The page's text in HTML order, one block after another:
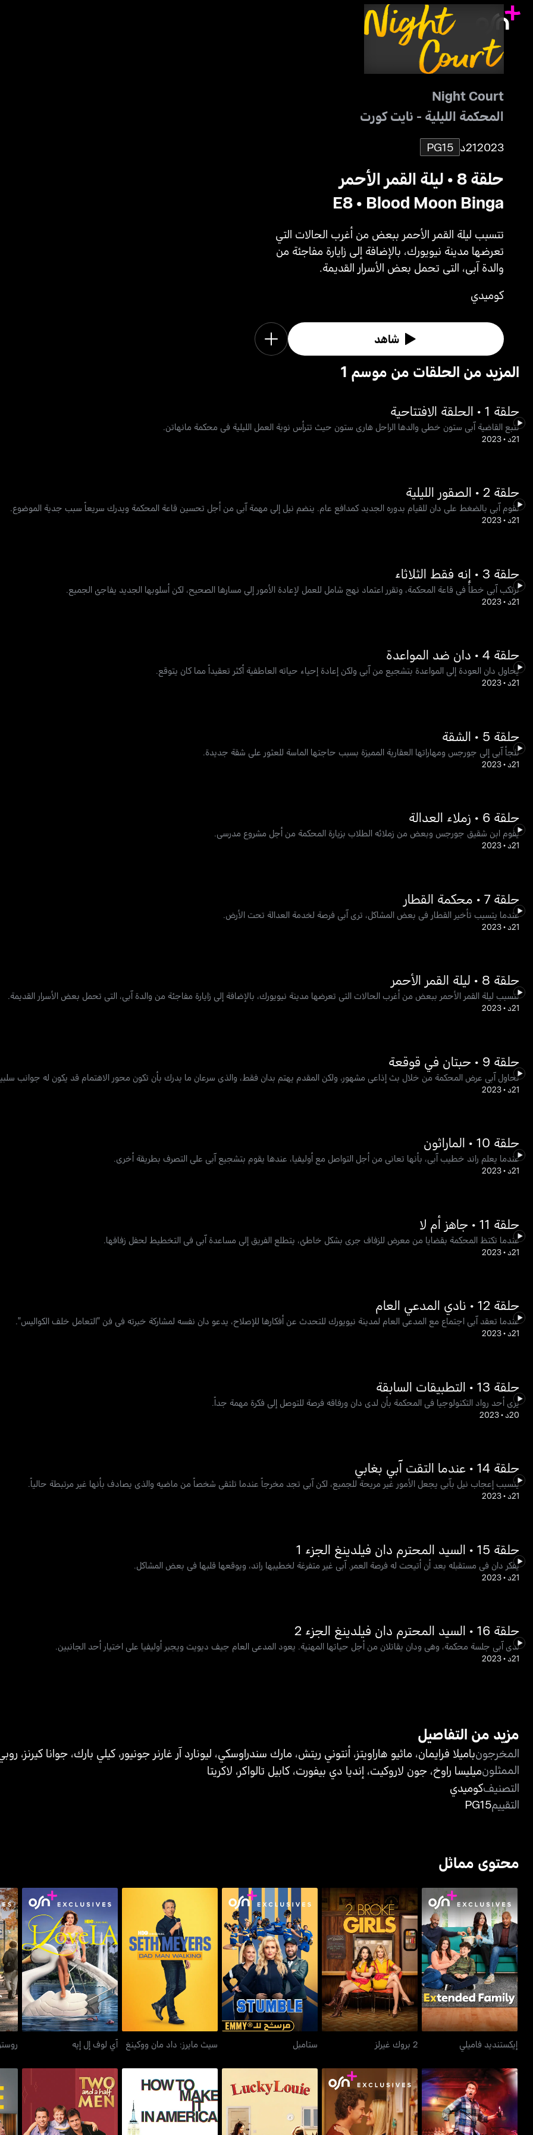
Night Court
المحكمة الليلية - نايت كورت
202321د PG15
حلقة 8 • ليلة القمر الأحمر
E8 • Blood Moon Binga
تتسبب ليلة القمر الأحمر ببعض من أغرب الحالات التي
تعرضها مدينة نيويورك، بالإضافة إلى زايارة مفاجئة من
والدة آبي، التي تحمل بعض الأسرار القديمة.
كوميدي
شاهد
1 المزيد من الحلقات من موسم
حلقة 1 • الحلقة الافتتاحية
تتبع القاضية آبي ستون خطى والدها الراحل هاري ستون حيث تترأس نوبة العمل الليلية في محكمة مانهاتن.
21د •
2023
حلقة 2 • الصقور الليلية
تقوم آبي بالضغط على دان للقيام بدوره الجديد كمدافع عام. ينضم نيل إلى مهمة آبي من أجل تحسين قاعة المحكمة ويدرك سريعاً سبب جدية الموضوع.
21د •
2023
حلقة 3 • إنه فقط الثلاثاء
ترتكب آبي خطأً في قاعة المحكمة، وتقرر اعتماد نهج شامل للعمل لإعادة الأمور إلى مسارها الصحيح، لكن أسلوبها الجديد يفاجئ الجميع.
21د •
2023
حلقة 4 • دان ضد المواعدة
يحاول دان العودة إلى المواعدة بتشجيع من آبي ولكن إعادة إحياء حياته العاطفية أكثر تعقيداً مما كان يتوقع.
21د •
2023
حلقة 5 • الشقة
تلجأ آبي إلى جورجس ومهاراتها العقارية المميزة بسبب حاجتها الماسة للعثور على شقة جديدة.
21د •
2023
حلقة 6 • زملاء العدالة
يقوم ابن شقيق جورجس وبعض من زملائه الطلاب بزيارة المحكمة من أجل مشروع مدرسي.
21د •
2023
حلقة 7 • محكمة القطار
عندما يتسبب تأخير القطار في بعض المشاكل، ترى آبي فرصة لخدمة العدالة تحت الأرض.
21د •
2023
حلقة 8 • ليلة القمر الأحمر
تتسبب ليلة القمر الأحمر ببعض من أغرب الحالات التي تعرضها مدينة نيويورك، بالإضافة إلى زايارة مفاجئة من والدة آبي، التي تحمل بعض الأسرار القديمة.
21د •
2023
حلقة 9 • حبتان في قوقعة
تحاول آبي عرض المحكمة من خلال بث إذاعي مشهور، ولكن المقدم يهتم بدان فقط، والذي سرعان ما يدرك بأن تكون محور الاهتمام قد يكون له جوانب
21د •
2023
حلقة 10 • الماراثون
عندما يعلم راند خطيب آبي، بأنها تعاني من أجل التواصل مع أوليفيا، عندها يقوم بتشجيع آبي على التصرف بطريقة أخرى.
21د •
2023
حلقة 11 • جاهز أم لا
عندما تكتظ المحكمة بقضايا من معرض للزفاف جرى بشكل خاطئ، يتطلع الفريق إلى مساعدة آبي في التخطيط لحفل زفافها.
21د •
2023
حلقة 12 • نادي المدعي العام
عندما تعقد آبي اجتماع مع المدعي العام لمدينة نيويورك للتحدث عن أفكارها للإصلاح، يدعو دان نفسه لمشاركة خبرته في فن "التعامل خلف الكواليس".
21د •
2023
حلقة 13 • التطبيقات السابقة
يرى أحد رواد التكنولوجيا في المحكمة بأن لدى دان ورفاقه فرصة للتوصل إلى فكرة مهمة جداً.
20د •
2023
حلقة 14 • عندما التقت آبي بغابي
يتسبب إعجاب نيل بآبي يجعل الأمور غير مريحة للجميع، لكن آبي تجد مخرجاً عندما تلتقي شخصاً من ماضيه والذي يصادف بأنها غير مرتبطة حالياً.
21د •
2023
حلقة 15 • السيد المحترم دان فيلدينغ الجزء 1
يفكر دان في مستقبله بعد أن أتيحت له فرصة العمر. آبي غير متفرغة لخطيبها راند، ويوقعها قلبها في بعض المشاكل.
21د •
2023
حلقة 16 • السيد المحترم دان فيلدينغ الجزء 2
لدى آبي جلسة محكمة، وهي ودان يقاتلان من أجل حياتها المهنية. يعود المدعي العام جيف ديويت ويجبر أوليفيا على اختيار أحد الجانبين.
21د •
2023
مزيد من التفاصيل
المخرجونباميلا فرايمان، ماثيو هاراويتز، أنتوني ريتش، مارك سندراوسكي، ليونارد آر غارنر جونيور، كيلي بارك، جوانا كيرنز،
الممثلونميليسا راوخ، جون لاروكيت، إنديا دي بيفورت، كابيل تالواكر، لاكريتا
التصنيفكوميدي
التقييمPG15
محتوى مماثل
إيكستنديد فاميلي
إيكستنديد فاميلي
2 بروك غيرلز
2 بروك غيرلز
ستامبل
ستامبل
سيث مايرز: داد مان ووكينغ
سيث مايرز: داد مان ووكينغ
آي لوف إل إيه
آي لوف إل إيه